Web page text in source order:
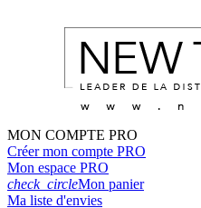
MON COMPTE PRO
Créer mon compte PRO
Mon espace PRO
check_circleMon panier
Ma liste d'envies